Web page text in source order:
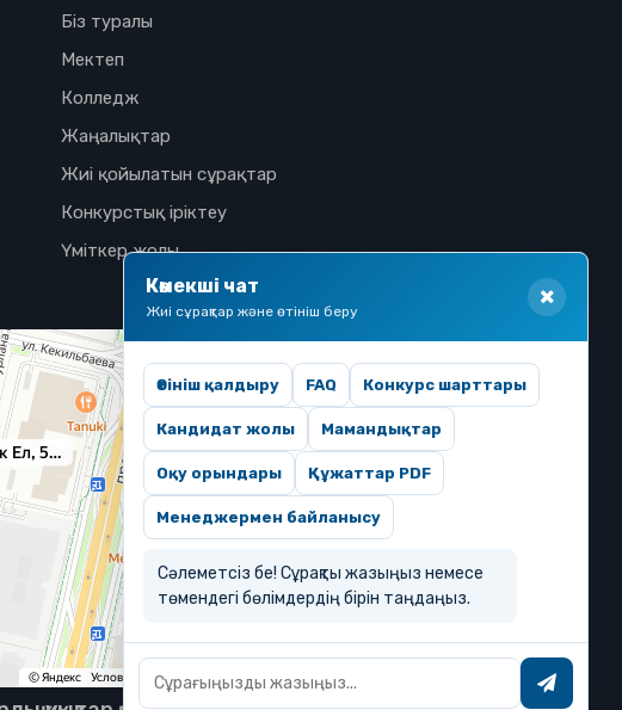
Біз туралы
Мектеп
Колледж
Жаңалықтар
Жиі қойылатын сұрақтар
Конкурстық іріктеу
Үміткер жолы
Көмекші чат
Жиі сұрақтар және өтініш беру
Өтініш қалдыру FAQ Конкурс шарттары
Кандидат жолы Мамандықтар
Оқу орындары Құжаттар PDF
Менеджермен байланысу
Сәлеметсіз бе! Сұрақты жазыңыз немесе
төмендегі бөлімдердің бірін таңдаңыз.